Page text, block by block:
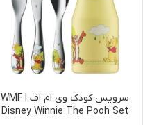
سرویس کودک وی ام اف | WMF
Disney Winnie The Pooh Set